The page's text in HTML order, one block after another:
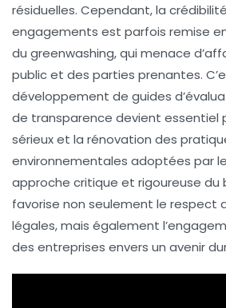
résiduelles. Cependant, la
engagements est parfois remise
du greenwashing, qui menace
public et des parties prenantes.
développement de guides
de transparence devient essentiel
sérieux et la rénovation des
environnementales adoptées par
approche critique et rigoureuse du
favorise non seulement le respect
légales, mais également
des entreprises envers un avenir